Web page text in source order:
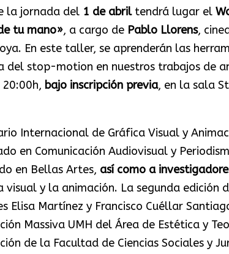
la jornada del 1 de abriltendrá lugar el
tu mano», a cargo de Pablo Llorens,
En este taller, se aprenderán las
del stop-motion en nuestros trabajos de
bajo inscripción previa, en la sala
Internacional de Gráfica Visual y
en Comunicación Audiovisual y
en Bellas Artes, así como a
visual y la animación. La segunda edición
Elisa Martínez y Francisco Cuéllar
Massiva UMH del Área de Estética y
de la Facultad de Ciencias Sociales y